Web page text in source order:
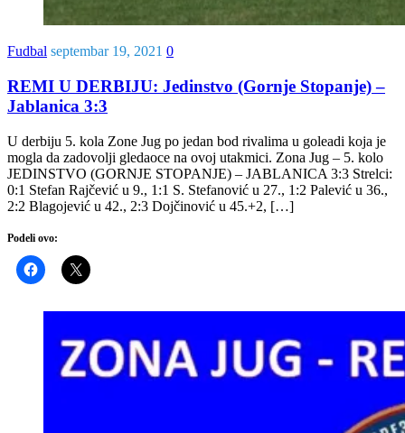
Fudbal septembar 19, 2021 0
REMI U DERBIJU: Jedinstvo (Gornje Stopanje) –
Jablanica 3:3
U derbiju 5. kola Zone Jug po jedan bod rivalima u goleadi koja je
mogla da zadovolji gledaoce na ovoj utakmici. Zona Jug – 5. kolo
JEDINSTVO (GORNJE STOPANJE) – JABLANICA 3:3 Strelci:
0:1 Stefan Rajčević u 9., 1:1 S. Stefanović u 27., 1:2 Palević u 36.,
2:2 Blagojević u 42., 2:3 Dojčinović u 45.+2, […]
Podeli ovo: